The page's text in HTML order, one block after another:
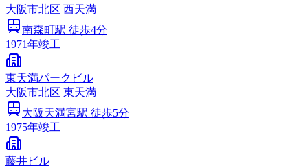
大阪市北区 西天満
南森町駅 徒歩4分
1971年竣工
東天満パークビル
大阪市北区 東天満
大阪天満宮駅 徒歩5分
1975年竣工
藤井ビル